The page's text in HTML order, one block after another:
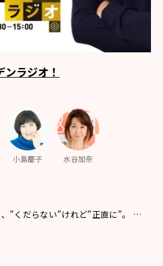
ラジオ！
小島慶子 水谷加奈
”くだらない”けれど”正直に”。 …